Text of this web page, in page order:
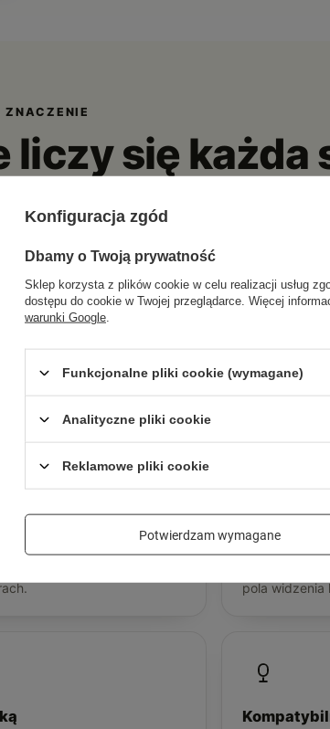
ZNACZENIE
liczy się każda
albo ślizgający się po desce to stracona nawigacja i
i trzyma go pewnie, bez ramion i zacisków.
prostu jeździsz. Telefon jest tam, gdzie ma być, a Ty
korzyści, nie
w miejscu, nawet przy
Bez
pola widzenia
Konfiguracja zgód
Dbamy o Twoją prywatność
Sklep korzysta z plików cookie w celu realizacji usług
dostępu do cookie w Twojej przeglądarce. Więcej
warunki Google
Funkcjonalne pliki cookie (wymagane)
Analityczne pliki cookie
Reklamowe pliki cookie
Potwierdzam wymagane